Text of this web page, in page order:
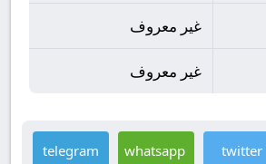
غير معروف
غير معروف
twitter
whatsapp
telegram